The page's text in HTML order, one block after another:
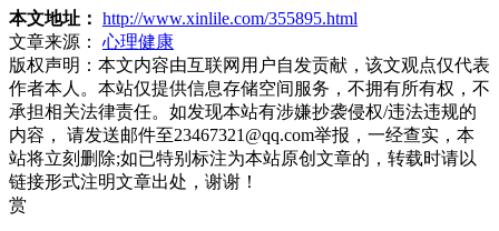
本文地址： http://www.xinlile.com/355895.html
文章来源：
心理健康
版权声明： 本文内容由互联网用户自发贡献，该文观点仅代表
作者本人。本站仅提供信息存储空间服务，不拥有所有权，不
承担相关法律责任。如发现本站有涉嫌抄袭侵权/违法违规的
内容， 请发送邮件至23467321@qq.com举报，一经查实，本
站将立刻删除;如已特别标注为本站原创文章的，转载时请以
链接形式注明文章出处，谢谢！
赏